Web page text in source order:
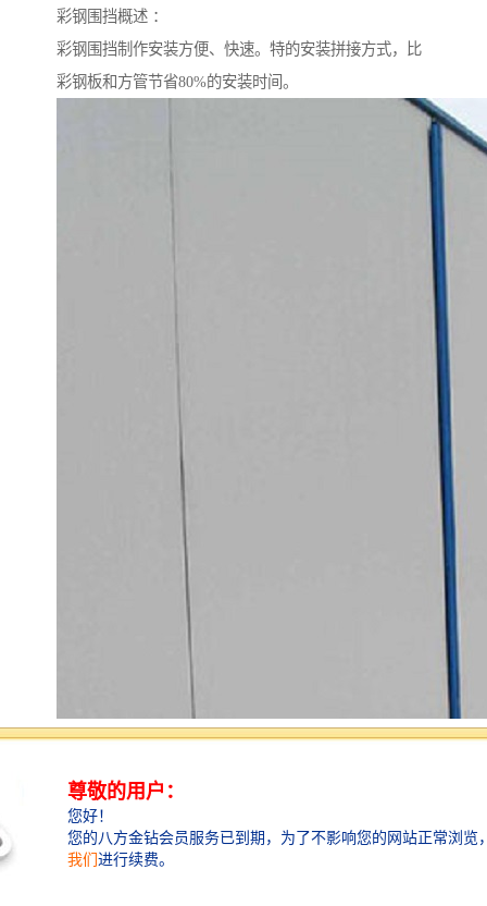
彩钢围挡概述 ：
彩钢围挡制作安装方便、快速。特的安装拼接方式，比
彩钢板和方管节省80%的安装时间。